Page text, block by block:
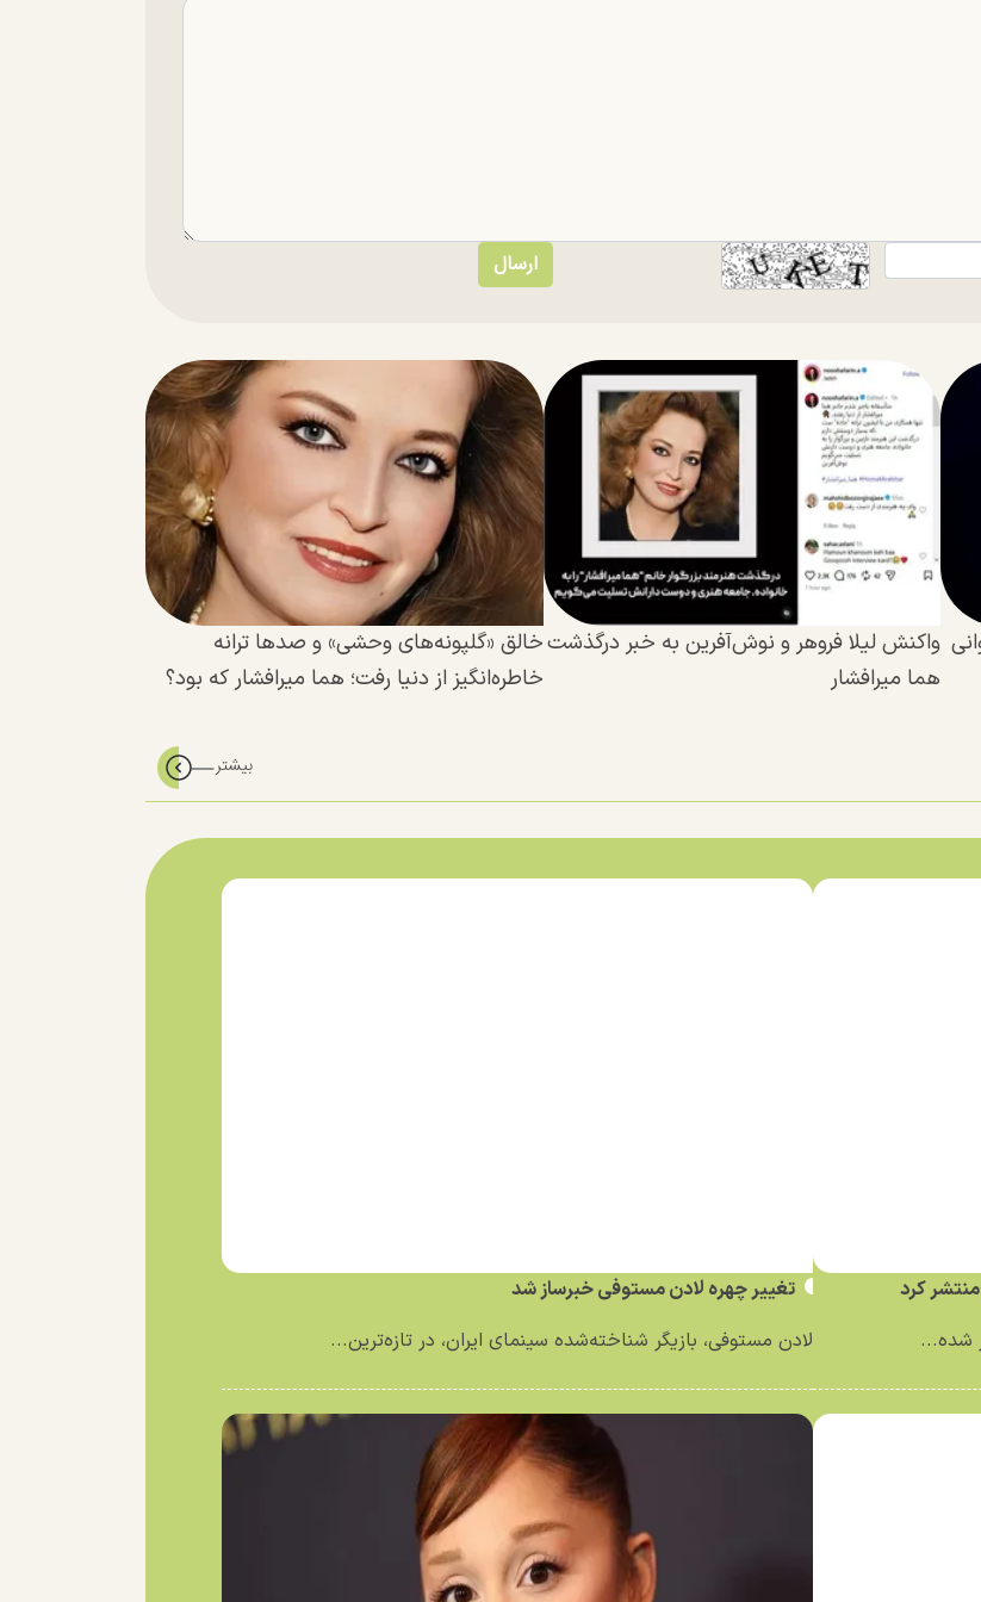
واکنش لیلا فروهر و نوش‌آفرین به خبر درگذشت
هما میرافشار
خالق «گلپونه‌های وحشی» و صدها ترانه
خاطره‌انگیز از دنیا رفت؛ هما میرافشار که بود؟
کرد
شده...
تغییر چهره لادن مستوفی خبرساز شد
لادن مستوفی، بازیگر شناخته‌شده سینمای ایران، در تازه‌ترین...